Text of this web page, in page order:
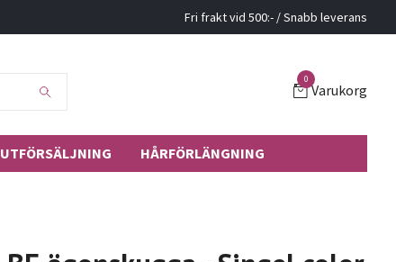
Fri frakt vid 500:- / Snabb leverans
0
Varukorg
UTFÖRSÄLJNING HÅRFÖRLÄNGNING